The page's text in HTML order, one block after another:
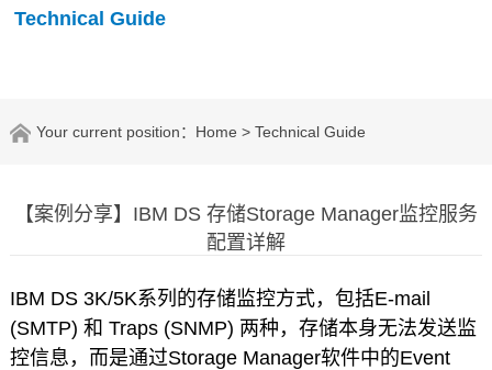
Technical Guide
Your current position： Home > Technical Guide
【案例分享】IBM DS 存储Storage Manager监控服务
配置详解
IBM DS 3K/5K系列的存储监控方式，包括E-mail
(SMTP) 和 Traps (SNMP) 两种，存储本身无法发送监
控信息，而是通过Storage Manager软件中的Event